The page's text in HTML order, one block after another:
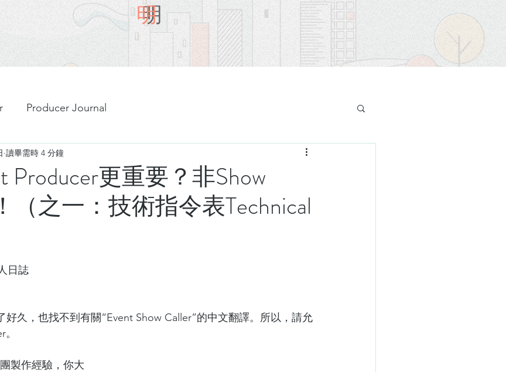
明
明
Producer Journal
Producer更重要？非Show
（之一：技術指令表Technical
讀畢需時 4 分鐘
日誌
好久，也找不到有關“Event Show Caller”的中文翻譯。所以，請允
製作經驗，你大